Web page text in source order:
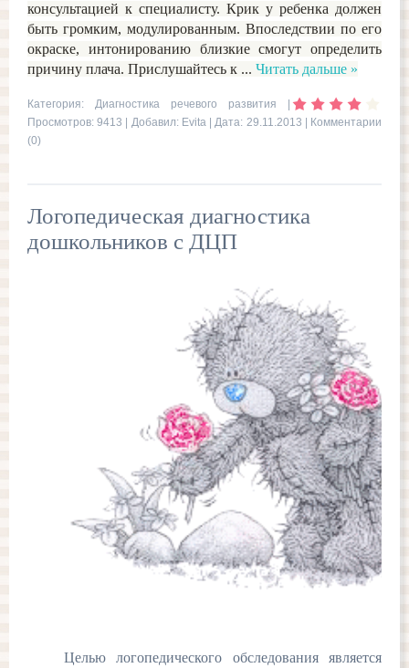
консультацией к специалисту. Крик у ребенка должен
быть громким, модулированным. Впоследствии по его
окраске, интонированию близкие смогут определить
причину плача. Прислушайтесь к ... Читать дальше »
Категория: Диагностика речевого развития
Просмотров: 9413 | Добавил: Evita| Дата: 29.11.2013
Комментарии
(0)
Логопедическая диагностика
дошкольников с ДЦП
Целью логопедического обследования является